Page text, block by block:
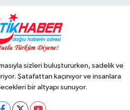
sizleri buluştururken, sadelik ve
Şatafattan kaçınıyor ve insanlara
bir altyapı sunuyor.